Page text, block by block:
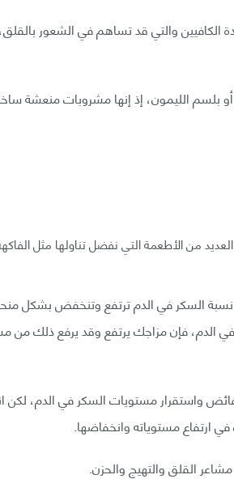
الكافيين والتي قد تساهم في الشعور
بلسم الليمون، إذ إنها مشروبات منعشة
لوجوده طبيعيًا في العديد من الأطعمة التي نفضل تناولها مثل
السكر في الدم ترتفع وتنخفض بشكل
فإن مزاجك يرتفع وقد يرفع ذلك من
واستقرار مستويات السكر في الدم، لكن
ارتفاع مستوياته وانخفاضها.
القلق والتهيج والحزن.